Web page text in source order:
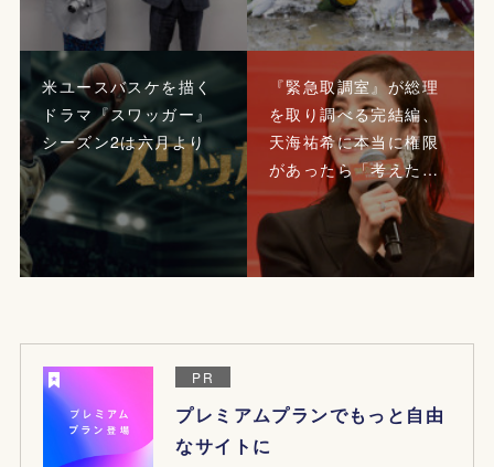
米ユースバスケを描く
ドラマ『スワッガー』
シーズン2は六月より
『緊急取調室』が総理
を取り調べる完結編、
天海祐希に本当に権限
があったら「考えた…
PR
プレミアムプランでもっと自由
なサイトに